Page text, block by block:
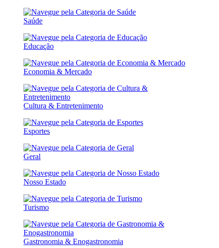
Saúde
Educação
Economia & Mercado
Cultura & Entretenimento
Esportes
Geral
Nosso Estado
Turismo
Gastronomia & Enogastronomia